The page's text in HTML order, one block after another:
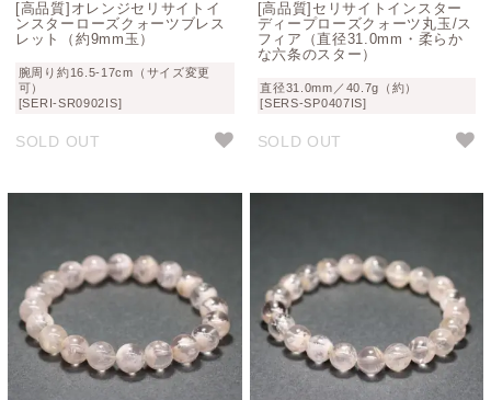
[高品質]オレンジセリサイトイ
ンスターローズクォーツブレス
レット（約9mm玉）
腕周り約16.5-17cm（サイズ変更
可）
[SERI-SR0902IS]
SOLD OUT
[高品質]セリサイトインスター
ディープローズクォーツ丸玉/ス
フィア（直径31.0mm・柔らか
な六条のスター）
直径31.0mm／40.7g（約）
[SERS-SP0407IS]
SOLD OUT